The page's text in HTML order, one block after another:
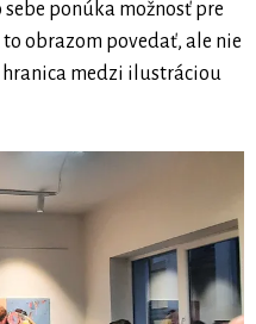
ponúka možnosť pre
obrazom povedať, ale nie
medzi ilustráciou